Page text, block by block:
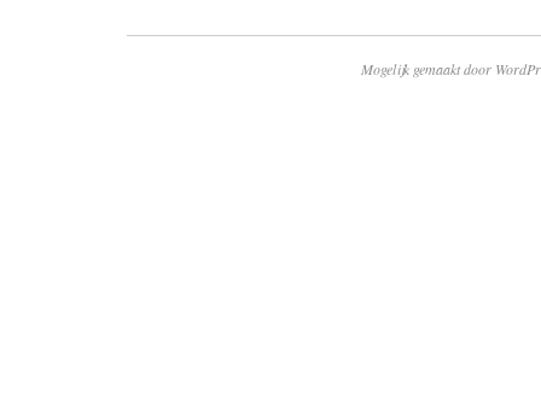
Mogelijk gemaakt door